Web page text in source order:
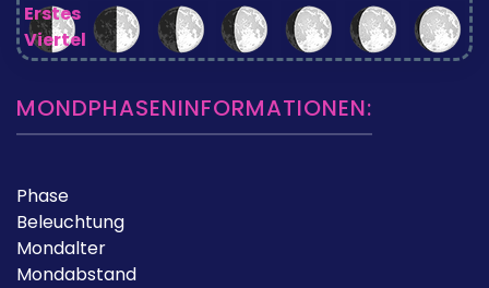
Erstes
Viertel
MONDPHASENINFORMATIONEN:
Phase
Beleuchtung
Mondalter
Mondabstand